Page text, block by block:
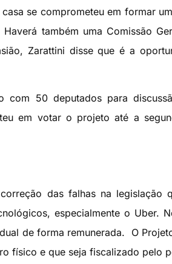
se comprometeu em formar
também uma Comissão
Zarattini disse que é a
com 50 deputados para
em votar o projeto até a
das falhas na legislação
especialmente o Uber.
de forma remunerada. O
físico e que seja fiscalizado pelo